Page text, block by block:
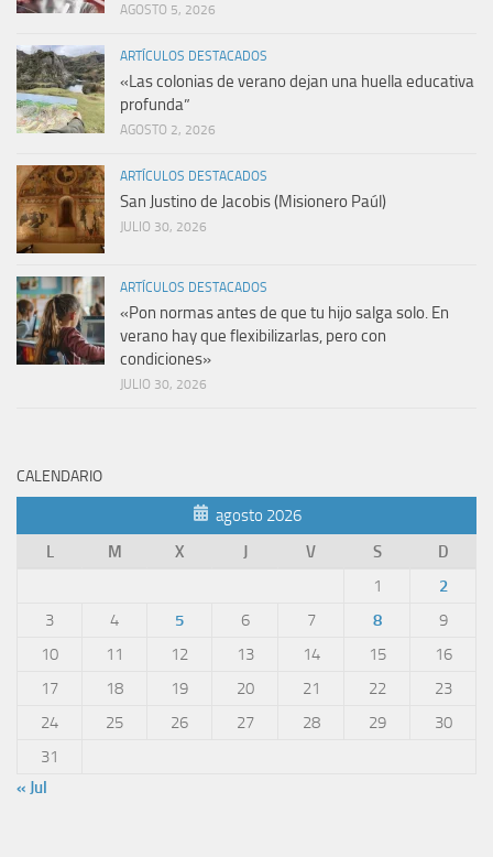
AGOSTO 5, 2026
ARTÍCULOS DESTACADOS
«Las colonias de verano dejan una huella educativa
profunda”
AGOSTO 2, 2026
ARTÍCULOS DESTACADOS
San Justino de Jacobis (Misionero Paúl)
JULIO 30, 2026
ARTÍCULOS DESTACADOS
«Pon normas antes de que tu hijo salga solo. En
verano hay que flexibilizarlas, pero con
condiciones»
JULIO 30, 2026
CALENDARIO
agosto 2026
L
M X J V S
D
1
2
3
4 5 6 7 8
9
10
11 12 13 14 15
16
17
18 19 20 21 22
23
24
25 26 27 28 29
30
31
« Jul